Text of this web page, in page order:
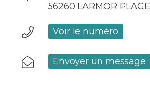
56260 LARMOR PLAGE
Voir le numéro
Envoyer un message